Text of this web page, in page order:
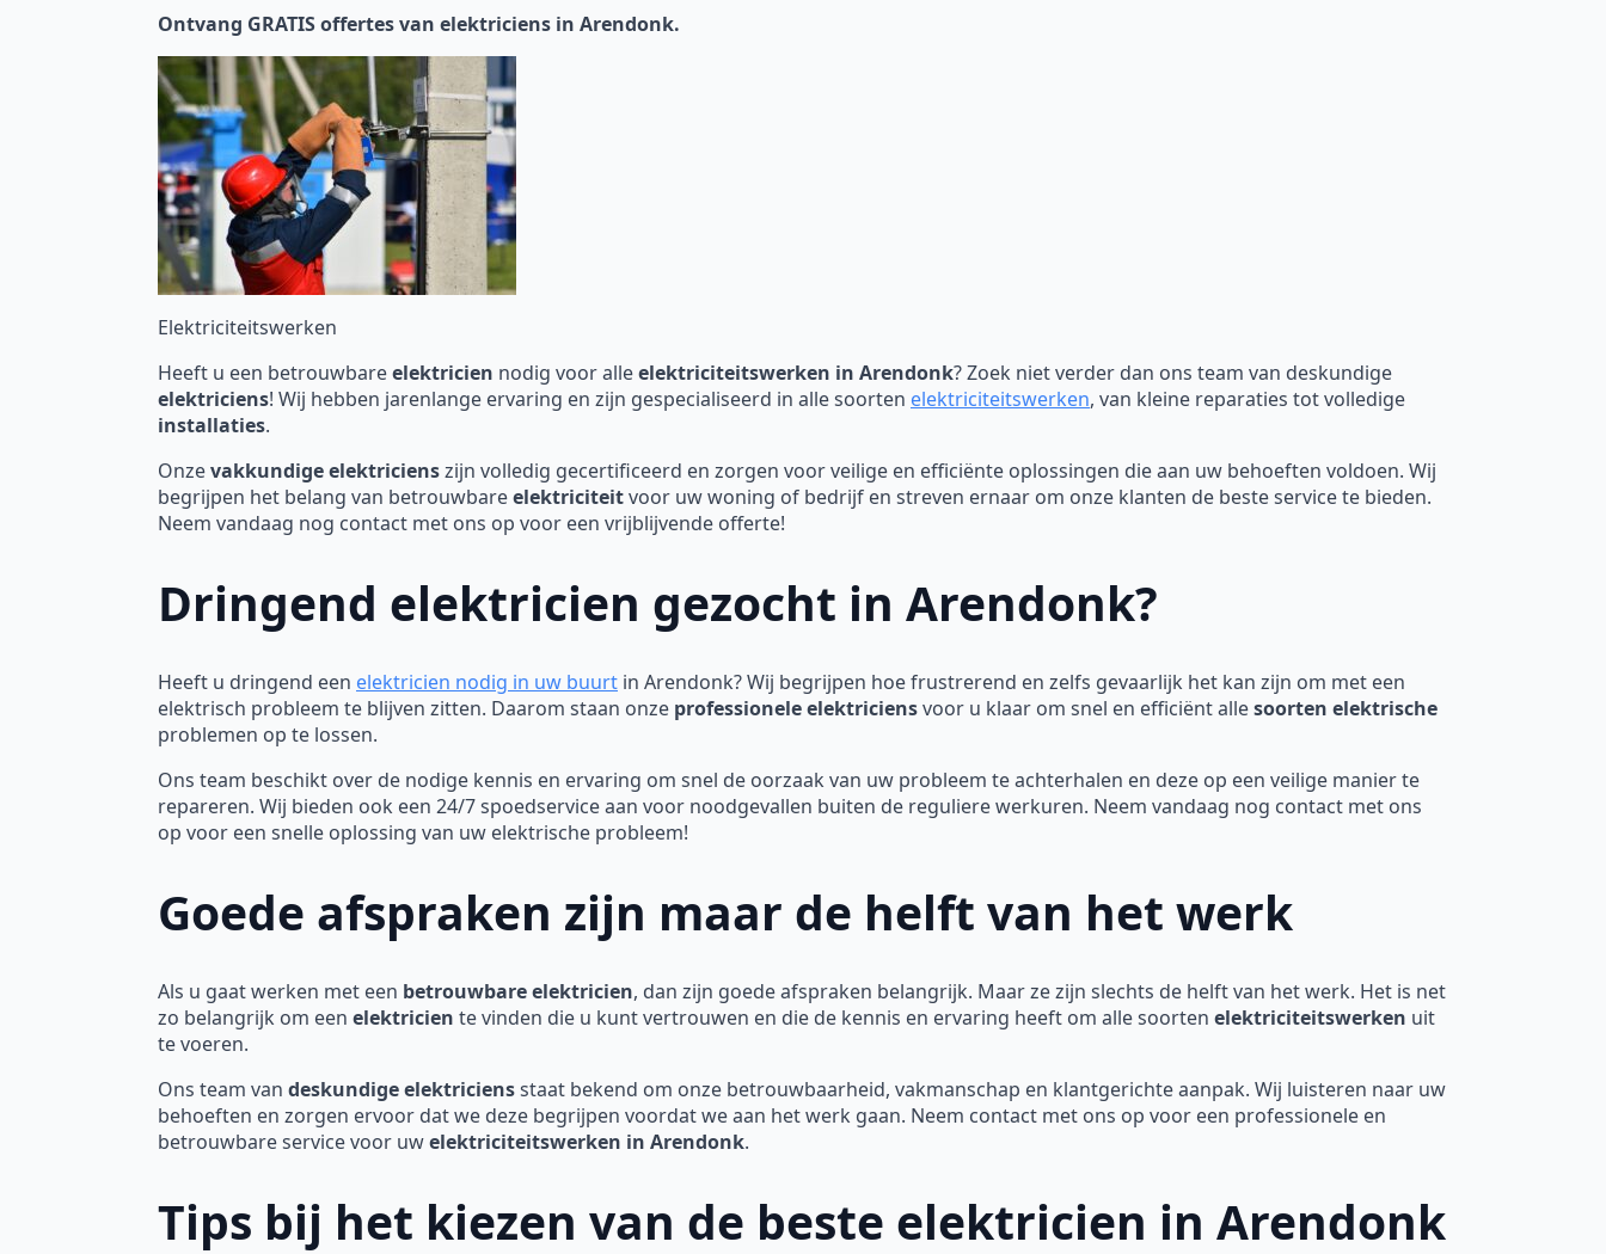
Ontvang GRATIS offertes van elektriciens in Arendonk.
Elektriciteitswerken
Heeft u een betrouwbareelektricien nodig voor alleelektriciteitswerken in Arendonk? Zoek niet verder dan ons team van deskundige
elektriciens! Wij hebben jarenlange ervaring en zijn gespecialiseerd in alle soorten elektriciteitswerken, van kleine reparaties tot volledige
installaties.
Onzevakkundige elektricienszijn volledig gecertificeerd en zorgen voor veilige en efficiënte oplossingen die aan uw behoeften voldoen. Wij
begrijpen het belang van betrouwbareelektriciteitvoor uw woning of bedrijf en streven ernaar om onze klanten de beste service te bieden.
Neem vandaag nog contact met ons op voor een vrijblijvende offerte!
Dringend elektricien gezocht in Arendonk?
Heeft u dringend een elektricien nodig in uw buurt in Arendonk? Wij begrijpen hoe frustrerend en zelfs gevaarlijk het kan zijn om met een
elektrisch probleem te blijven zitten. Daarom staan onze professionele elektriciensvoor u klaar om snel en efficiënt allesoorten elektrische
problemen op te lossen.
Ons team beschikt over de nodige kennis en ervaring om snel de oorzaak van uw probleem te achterhalen en deze op een veilige manier te
repareren. Wij bieden ook een 24/7 spoedservice aan voor noodgevallen buiten de reguliere werkuren. Neem vandaag nog contact met ons
op voor een snelle oplossing van uw elektrische probleem!
Goede afspraken zijn maar de helft van het werk
Als u gaat werken met een betrouwbare elektricien, dan zijn goede afspraken belangrijk. Maar ze zijn slechts de helft van het werk. Het is net
zo belangrijk om een elektricien te vinden die u kunt vertrouwen en die de kennis en ervaring heeft om alle soorten elektriciteitswerken uit
te voeren.
Ons team van deskundige elektriciensstaat bekend om onze betrouwbaarheid, vakmanschap en klantgerichte aanpak. Wij luisteren naar uw
behoeften en zorgen ervoor dat we deze begrijpen voordat we aan het werk gaan. Neem contact met ons op voor een professionele en
betrouwbare service voor uwelektriciteitswerken in Arendonk.
Tips bij het kiezen van de beste elektricien in Arendonk